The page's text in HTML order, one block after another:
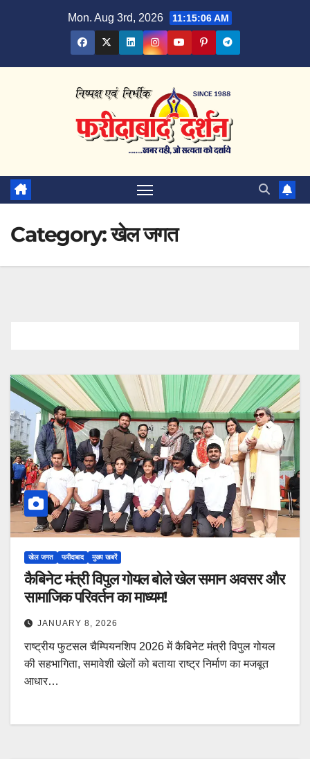
Mon. Aug 3rd, 2026 11:15:07 AM
Category:खेल जगत
खेल जगत फरीदाबाद मुख्य खबरें
कैबिनेट मंत्री विपुल गोयल बोले खेल समान अवसर और
सामाजिक परिवर्तन का माध्यम!
JANUARY 8, 2026
राष्ट्रीय फुटसल चैम्पियनशिप 2026 में कैबिनेट मंत्री विपुल गोयल
की सहभागिता, समावेशी खेलों को बताया राष्ट्र निर्माण का मजबूत
आधार…